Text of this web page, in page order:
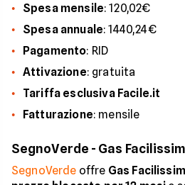
Spesa mensile: 120,02€
Spesa annuale: 1440,24€
Pagamento: RID
Attivazione: gratuita
Tariffa esclusiva Facile.it
Fatturazione: mensile
SegnoVerde - Gas
SegnoVerde offre Gas